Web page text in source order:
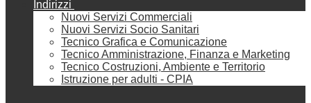
Indirizzi
Nuovi Servizi Commerciali
Nuovi Servizi Socio Sanitari
Tecnico Grafica e Comunicazione
Tecnico Amministrazione, Finanza e Marketing
Tecnico Costruzioni, Ambiente e Territorio
Istruzione per adulti - CPIA